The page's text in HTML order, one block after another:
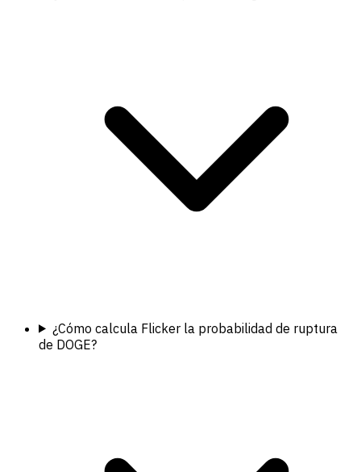
¿Cómo calcula Flicker la probabilidad de ruptura
de DOGE?